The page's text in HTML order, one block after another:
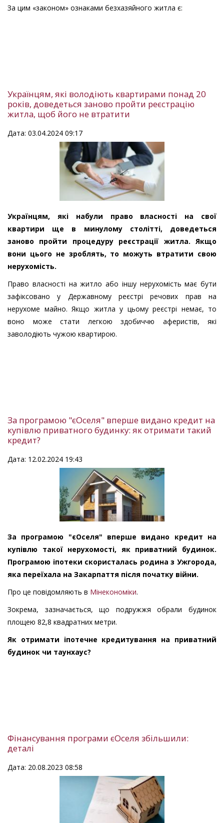
За цим «законом» ознаками безхазяйного житла є:
Українцям, які володіють квартирами понад 20
років, доведеться заново пройти реєстрацію
житла, щоб його не втратити
Дата: 03.04.2024 09:17
Українцям, які набули право власності на свої
квартири ще в минулому столітті, доведеться
заново пройти процедуру реєстрації житла. Якщо
вони цього не зроблять, то можуть втратити свою
нерухомість.
Право власності на житло або іншу нерухомість має бути
зафіксовано у Державному реєстрі речових прав на
нерухоме майно. Якщо житла у цьому реєстрі немає, то
воно може стати легкою здобиччю аферистів, які
заволодіють чужою квартирою.
За програмою "єОселя" вперше видано кредит на
купівлю приватного будинку: як отримати такий
кредит?
Дата: 12.02.2024 19:43
За програмою "єОселя" вперше видано кредит на
купівлю такої нерухомості, як приватний будинок.
Програмою іпотеки скористалась родина з Ужгорода,
яка переїхала на Закарпаття після початку війни.
Про це повідомляють в Мінекономіки.
Зокрема, зазначається, що подружжя обрали будинок
площею 82,8 квадратних метри.
Як отримати іпотечне кредитування на приватний
будинок чи таунхаус?
Фінансування програми єОселя збільшили:
деталі
Дата: 20.08.2023 08:58